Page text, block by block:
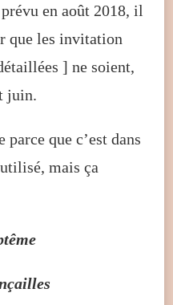
en août 2018, il
que les invitation
] ne soient,
juin.
que c’est dans
mais ça